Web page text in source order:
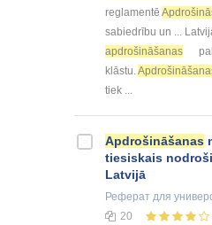
reglamentē
sabiedrību un ...
apdrošināšanas
klāstu.
tiek ...
Apdrošināšanas
tiesiskais
Latvijā
Реферат для
20